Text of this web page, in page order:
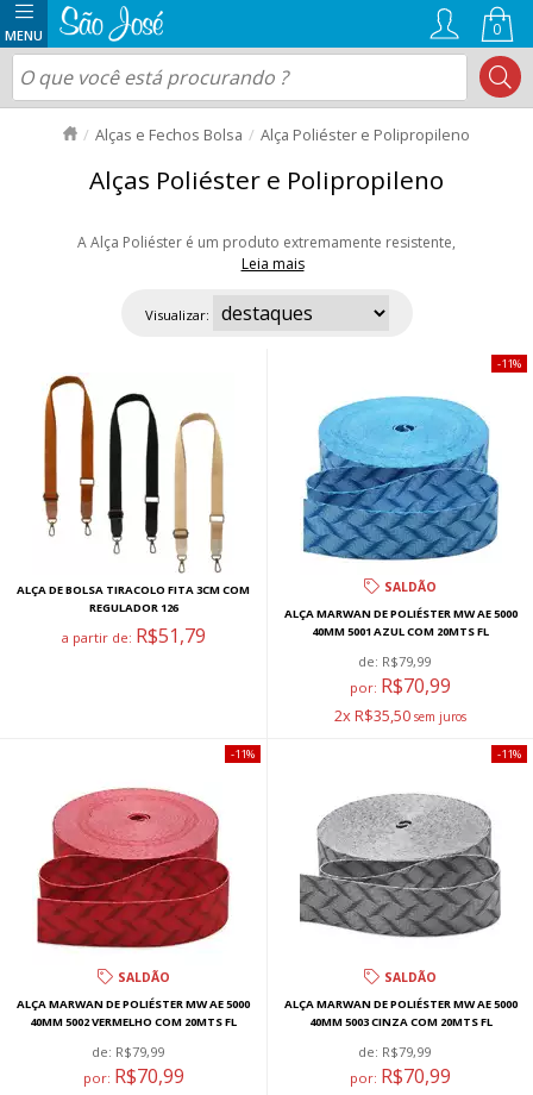
0
Alças e Fechos Bolsa Alça Poliéster e Polipropileno
Alças Poliéster e Polipropileno
A Alça Poliéster é um produto extremamente resistente,
Leia mais
encontra em diversas larguras e nos modelos estampados e lisos.
Modelos lindos e modernos para garantir um diferencial nas suas bolsas e
Visualizar:
ALÇA DE BOLSA TIRACOLO FITA 3CM COM
REGULADOR 126
a partir de: R$51,79
SALDÃO
ALÇA MARWAN DE POLIÉSTER MW AE 5000
40MM 5001 AZUL COM 20MTS FL
de: R$79,99
por: R$70,99
2x R$35,50
11%
SALDÃO
ALÇA MARWAN DE POLIÉSTER MW AE 5000
40MM 5002 VERMELHO COM 20MTS FL
de: R$79,99
por: R$70,99
11%
SALDÃO
ALÇA MARWAN DE POLIÉSTER MW AE 5000
40MM 5003 CINZA COM 20MTS FL
de: R$79,99
por: R$70,99
11%